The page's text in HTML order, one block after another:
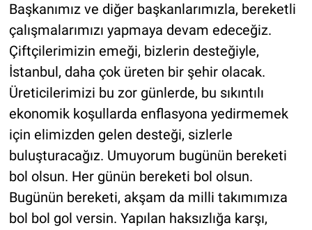
Başkanımız ve diğer başkanlarımızla, bereketli
çalışmalarımızı yapmaya devam edeceğiz.
Çiftçilerimizin emeği, bizlerin desteğiyle,
İstanbul, daha çok üreten bir şehir olacak.
Üreticilerimizi bu zor günlerde, bu sıkıntılı
ekonomik koşullarda enflasyona yedirmemek
için elimizden gelen desteği, sizlerle
buluşturacağız. Umuyorum bugünün bereketi
bol olsun. Her günün bereketi bol olsun.
Bugünün bereketi, akşam da milli takımımıza
bol bol gol versin. Yapılan haksızlığa karşı,